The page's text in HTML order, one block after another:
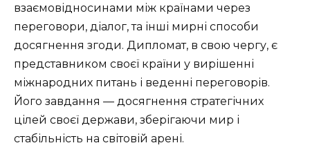
взаємовідносинами між країнами через
переговори, діалог, та інші мирні способи
досягнення згоди. Дипломат, в свою чергу, є
представником своєї країни у вирішенні
міжнародних питань і веденні переговорів.
Його завдання — досягнення стратегічних
цілей своєї держави, зберігаючи мир і
стабільність на світовій арені.